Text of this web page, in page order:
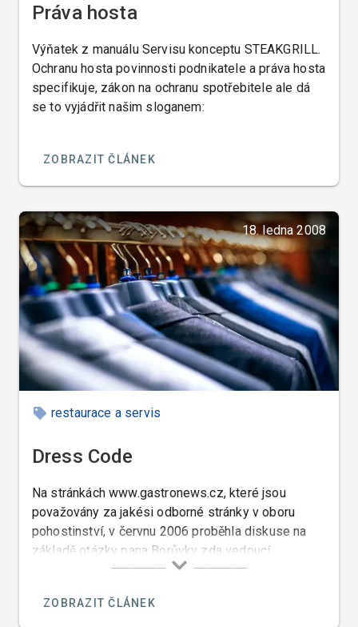
Práva hosta
Výňatek z manuálu Servisu konceptu STEAKGRILL.
Ochranu hosta povinnosti podnikatele a práva hosta
specifikuje, zákon na ochranu spotřebitele ale dá
se to vyjádřit našim sloganem:
ZOBRAZIT ČLÁNEK
18. ledna 2008
restaurace a servis
Dress Code
Na stránkách www.gastronews.cz, které jsou
považovány za jakési odborné stránky v oboru
pohostinství, v červnu 2006 proběhla diskuse na
základě otázky pana Borůvky zda vedoucí
restauace má právo požadovat od zaměsnance v
ZOBRAZIT ČLÁNEK